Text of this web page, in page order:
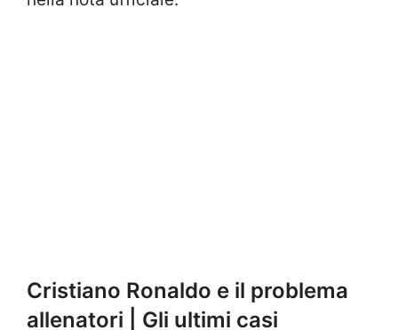
Cristiano Ronaldo e il problema
allenatori | Gli ultimi casi